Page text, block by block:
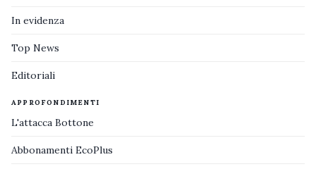
In evidenza
Top News
Editoriali
APPROFONDIMENTI
L'attacca Bottone
Abbonamenti EcoPlus